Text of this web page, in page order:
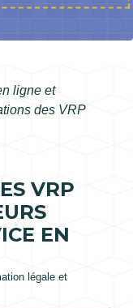
ligne et
des VRP
VRP
EN
légale et